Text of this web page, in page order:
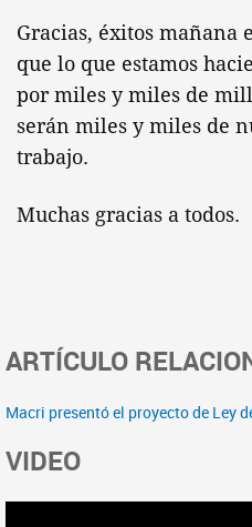
Gracias, éxitos mañana
que lo que estamos
por miles y miles de
serán miles y miles de
trabajo.
Muchas gracias a todos.
ARTÍCULO
Macri presentó el proyecto de Ley
VIDEO